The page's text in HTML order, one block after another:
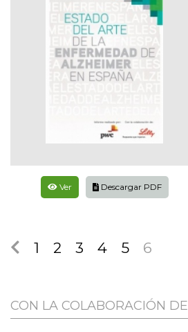
Ver Descargar PDF
1 2 3 4 5 6
CON LA COLABORACIÓN DE